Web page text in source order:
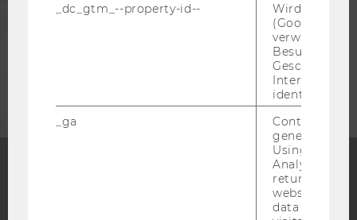
Blog
_dc_gtm_--property-id--
Wird von
(Google Tag
verwendet,
Besucher
Geschlecht
Interessen zu
identifizieren.
_ga
Contains a
generated
Using this
Analytics can
returning
website and
data from